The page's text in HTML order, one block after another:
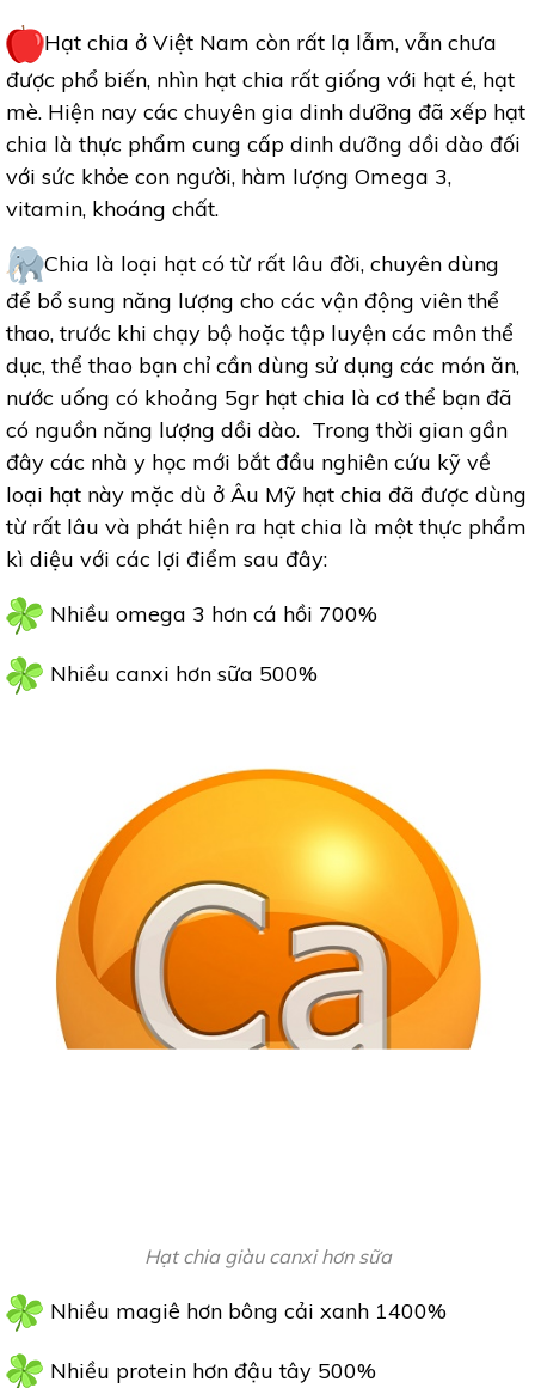
Hạt chia ở Việt Nam còn rất lạ lẫm, vẫn chưa
được phổ biến, nhìn hạt chia rất giống với hạt é, hạt
mè. Hiện nay các chuyên gia dinh dưỡng đã xếp hạt
chia là thực phẩm cung cấp dinh dưỡng dồi dào đối
với sức khỏe con người, hàm lượng Omega 3,
vitamin, khoáng chất.
Chia là loại hạt có từ rất lâu đời, chuyên dùng
để bổ sung năng lượng cho các vận động viên thể
thao, trước khi chạy bộ hoặc tập luyện các môn thể
dục, thể thao bạn chỉ cần dùng sử dụng các món ăn,
nước uống có khoảng 5gr hạt chia là cơ thể bạn đã
có nguồn năng lượng dồi dào. Trong thời gian gần
đây các nhà y học mới bắt đầu nghiên cứu kỹ về
loại hạt này mặc dù ở Âu Mỹ hạt chia đã được dùng
từ rất lâu và phát hiện ra hạt chia là một thực phẩm
kì diệu với các lợi điểm sau đây:
Nhiều omega 3 hơn cá hồi 700%
Nhiều canxi hơn sữa 500%
Hạt chia giàu canxi hơn sữa
Nhiều magiê hơn bông cải xanh 1400%
Nhiều protein hơn đậu tây 500%